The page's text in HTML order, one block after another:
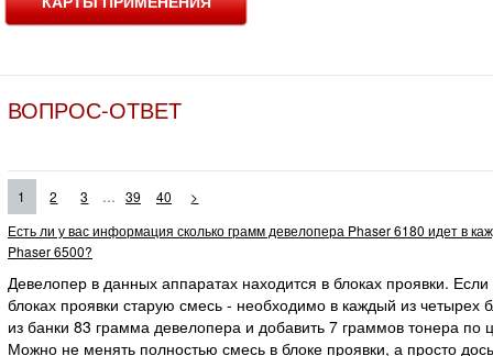
ВОПРОС-ОТВЕТ
1 2 3 ... 39 40
>
Есть ли у вас информация сколько грамм девелопера Phaser 6180 идет в
Phaser 6500?
Девелопер в данных аппаратах находится в блоках проявки.
блоках проявки старую смесь - необходимо в каждый из четырех
из банки 83 грамма девелопера и добавить 7 граммов тонера по
Можно не менять полностью смесь в блоке проявки, а просто